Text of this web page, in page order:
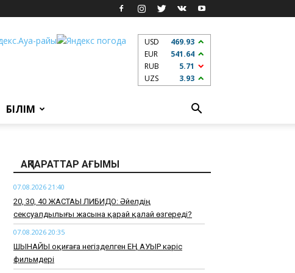
USD
469.93
EUR
541.64
RUB
5.71
UZS
3.93
БІЛІМ
АҚПАРАТТАР АҒЫМЫ
07.08.2026 21:40
​20, 30, 40 ЖАСТАҒЫ ЛИБИДО: Әйелдің
сексуалдылығы жасына қарай қалай өзгереді?
07.08.2026 20:35
​ШЫНАЙЫ оқиғаға негізделген ЕҢ АУЫР кәріс
фильмдері